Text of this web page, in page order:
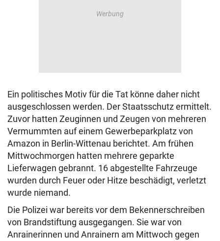
Ein politisches Motiv für die Tat könne daher nicht
ausgeschlossen werden. Der Staatsschutz ermittelt.
Zuvor hatten Zeuginnen und Zeugen von mehreren
Vermummten auf einem Gewerbeparkplatz von
Amazon in Berlin-Wittenau berichtet. Am frühen
Mittwochmorgen hatten mehrere geparkte
Lieferwagen gebrannt. 16 abgestellte Fahrzeuge
wurden durch Feuer oder Hitze beschädigt, verletzt
wurde niemand.
Die Polizei war bereits vor dem Bekennerschreiben
von Brandstiftung ausgegangen. Sie war von
Anrainerinnen und Anrainern am Mittwoch gegen